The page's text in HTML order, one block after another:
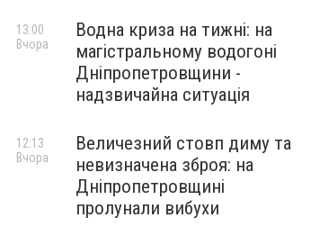
Водна криза на тижні: на
магістральному водогоні
Дніпропетровщини -
надзвичайна ситуація
13:00
Вчора
Величезний стовп диму та
невизначена зброя: на
Дніпропетровщині
пролунали вибухи
12:13
Вчора